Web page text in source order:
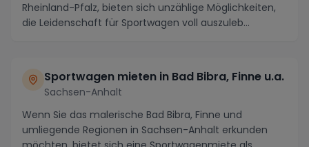
Rheinland-Pfalz, bieten sich unzählige Möglichkeiten,
die Leidenschaft für Sportwagen voll auszuleb...
Sportwagen mieten in Bad Bibra, Finne u.a.
Sachsen-Anhalt
Wenn Sie das malerische Bad Bibra, Finne und
umliegende Regionen in Sachsen-Anhalt erkunden